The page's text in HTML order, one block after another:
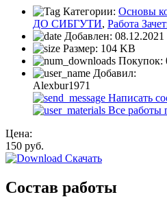
Категории: Основы
ДО СИБГУТИ, Работа
Добавлен: 08.12.2021
Размер: 104 KB
Покупок:
Добавил:
Alexbur1971
Написать
Все работы
Цена:
150 руб.
Скачать
Состав работы